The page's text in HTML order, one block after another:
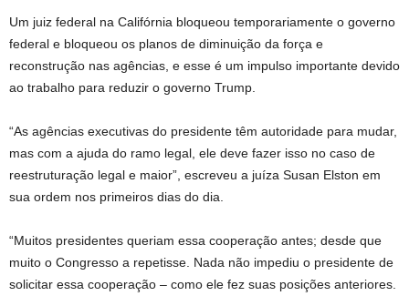
Um juiz federal na Califórnia bloqueou temporariamente o governo
federal e bloqueou os planos de diminuição da força e
reconstrução nas agências, e esse é um impulso importante devido
ao trabalho para reduzir o governo Trump.
“As agências executivas do presidente têm autoridade para mudar,
mas com a ajuda do ramo legal, ele deve fazer isso no caso de
reestruturação legal e maior”, escreveu a juíza Susan Elston em
sua ordem nos primeiros dias do dia.
“Muitos presidentes queriam essa cooperação antes; desde que
muito o Congresso a repetisse. Nada não impediu o presidente de
solicitar essa cooperação – como ele fez suas posições anteriores.